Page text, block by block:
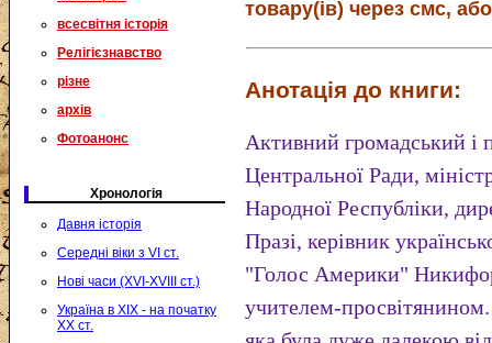
всесвітня історія
Релігієзнавство
різне
архів
Фотоанонс
Хронологія
Давня історія
Середні віки з VI ст.
Нові часи (XVI-XVIII ст.)
Україна в XIX - на початку
XX ст.
товару(ів) через смс,
Анотація до книги:
Активний громадський і
Центральної Ради,
Народної Республіки,
Празі, керівник
"Голос Америки" Никифор
учителем-